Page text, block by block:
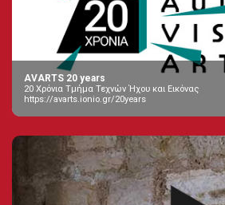
AVARTS 20 years
20 Χρόνια Τμήμα Τεχνών Ήχου και Εικόνας
https://avarts.ionio.gr/20years